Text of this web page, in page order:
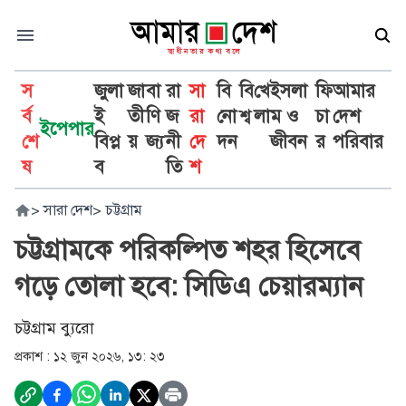
স
র্ব
শে
ষ
ইপেপার
জুলা
ই
বিপ্ল
ব
জা
তী
য়
বা
ণি
জ্য
রা
জ
নী
তি
সা
রা
দে
শ
বি
নো
দন
বি
শ্ব
খে
লা
ইসলা
ম ও
জীবন
ফি
চা
র
আমার
দেশ
পরিবার
> সারা দেশ> চট্টগ্রাম
চট্টগ্রামকে পরিকল্পিত শহর হিসেবে
গড়ে তোলা হবে: সিডিএ চেয়ারম্যান
চট্টগ্রাম ব্যুরো
প্রকাশ : ১২ জুন ২০২৬, ১৩: ২৩